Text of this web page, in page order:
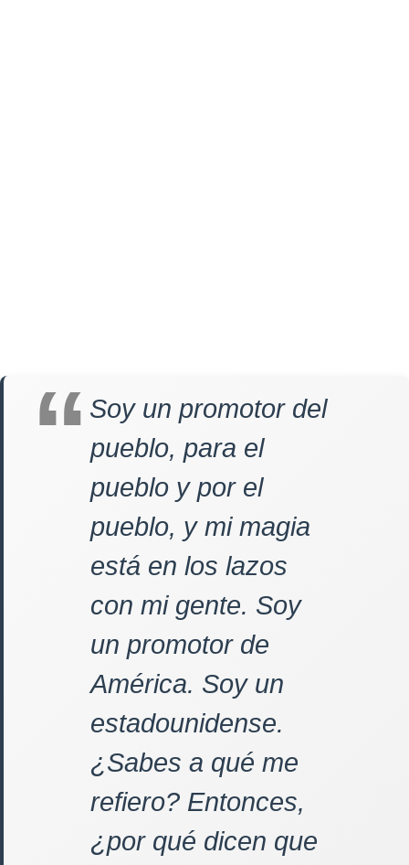
Soy un promotor del
pueblo, para el
pueblo y por el
pueblo, y mi magia
está en los lazos
con mi gente. Soy
un promotor de
América. Soy un
estadounidense.
¿Sabes a qué me
refiero? Entonces,
¿por qué dicen que